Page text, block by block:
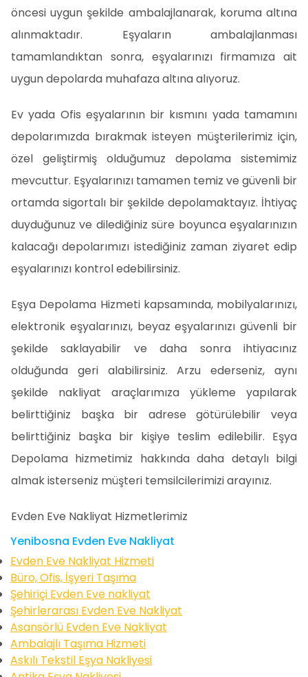
öncesi uygun şekilde ambalajlanarak, koruma altına
alınmaktadır. Eşyaların ambalajlanması
tamamlandıktan sonra, eşyalarınızı firmamıza ait
uygun depolarda muhafaza altına alıyoruz.
Ev yada Ofis eşyalarının bir kısmını yada tamamını
depolarımızda bırakmak isteyen müşterilerimiz için,
özel geliştirmiş olduğumuz depolama sistemimiz
mevcuttur. Eşyalarınızı tamamen temiz ve güvenli bir
ortamda sigortalı bir şekilde depolamaktayız. İhtiyaç
duyduğunuz ve dilediğiniz süre boyunca eşyalarınızın
kalacağı depolarımızı istediğiniz zaman ziyaret edip
eşyalarınızı kontrol edebilirsiniz.
Eşya Depolama Hizmeti kapsamında, mobilyalarınızı,
elektronik eşyalarınızı, beyaz eşyalarınızı güvenli bir
şekilde saklayabilir ve daha sonra ihtiyacınız
olduğunda geri alabilirsiniz. Arzu ederseniz, aynı
şekilde nakliyat araçlarımıza yükleme yapılarak
belirttiğiniz başka bir adrese götürülebilir veya
belirttiğiniz başka bir kişiye teslim edilebilir. Eşya
Depolama hizmetimiz hakkında daha detaylı bilgi
almak isterseniz müşteri temsilcilerimizi arayınız.
Evden Eve Nakliyat Hizmetlerimiz
Yenibosna Evden Eve Nakliyat
Evden Eve Nakliyat Hizmeti
Büro, Ofis, İşyeri Taşıma
Şehiriçi Evden Eve nakliyat
Şehirlerarası Evden Eve Nakliyat
Asansörlü Evden Eve Nakliyat
Ambalajlı Taşıma Hizmeti
Askılı Tekstil Eşya Nakliyesi